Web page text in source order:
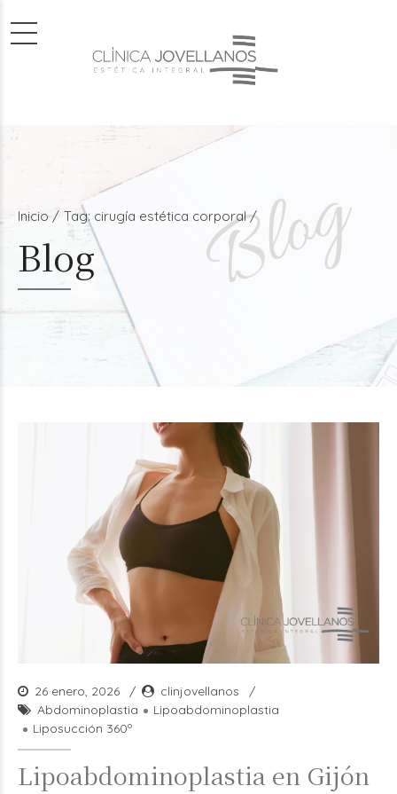
Inicio Tag: cirugía estética corporal /
Blog
26 enero, 2026
clinjovellanos
Abdominoplastia
Lipoabdominoplastia
Liposucción 360º
Lipoabdominoplastia en Gijón